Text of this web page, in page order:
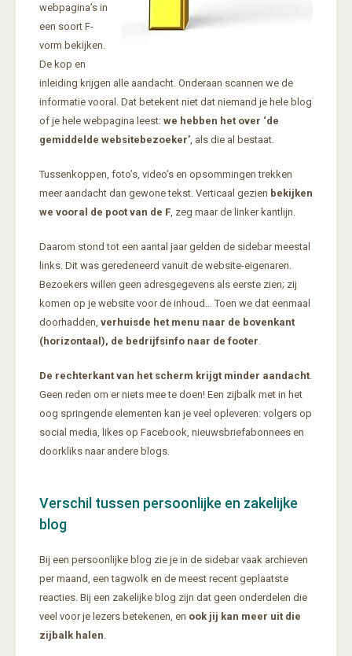
webpagina’s in
een soort F-
vorm bekijken.
De kop en
inleiding krijgen alle aandacht. Onderaan scannen we de
informatie vooral. Dat betekent niet dat niemand je hele blog
of je hele webpagina leest: we hebben het over ‘de
gemiddelde websitebezoeker’, als die al bestaat.
Tussenkoppen, foto’s, video’s en opsommingen trekken
meer aandacht dan gewone tekst. Verticaal gezien bekijken
we vooral de poot van de F, zeg maar de linker kantlijn.
Daarom stond tot een aantal jaar gelden de sidebar meestal
links. Dit was geredeneerd vanuit de website-eigenaren.
Bezoekers willen geen adresgegevens als eerste zien; zij
komen op je website voor de inhoud… Toen we dat eenmaal
doorhadden, verhuisde het menu naar de bovenkant
(horizontaal), de bedrijfsinfo naar de footer.
De rechterkant van het scherm krijgt minder aandacht.
Geen reden om er niets mee te doen! Een zijbalk met in het
oog springende elementen kan je veel opleveren: volgers op
social media, likes op Facebook, nieuwsbriefabonnees en
doorkliks naar andere blogs.
Verschil tussen persoonlijke en zakelijke
blog
Bij een persoonlijke blog zie je in de sidebar vaak archieven
per maand, een tagwolk en de meest recent geplaatste
reacties. Bij een zakelijke blog zijn dat geen onderdelen die
veel voor je lezers betekenen, en ook jij kan meer uit die
zijbalk halen.